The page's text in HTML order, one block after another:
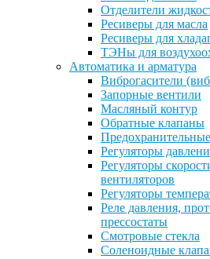
Отделители
Ресиверы для масла
Ресиверы для
ТЭНы для
Автоматика и арматура
Виброгасители
Запорные вентили
Масляный контур
Обратные клапаны
Регуляторы
Регуляторы
вентиляторов
Регуляторы
Реле давления,
прессостаты
Смотровые стекла
Соленоидные